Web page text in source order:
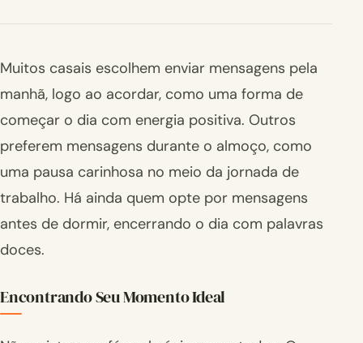
Muitos casais escolhem enviar mensagens pela
manhã, logo ao acordar, como uma forma de
começar o dia com energia positiva. Outros
preferem mensagens durante o almoço, como
uma pausa carinhosa no meio da jornada de
trabalho. Há ainda quem opte por mensagens
antes de dormir, encerrando o dia com palavras
doces.
Encontrando Seu Momento Ideal